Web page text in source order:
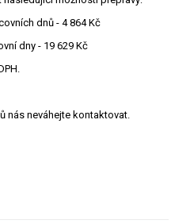
dnů - 4 864 Kč
dny - 19 629 Kč
nás neváhejte kontaktovat.